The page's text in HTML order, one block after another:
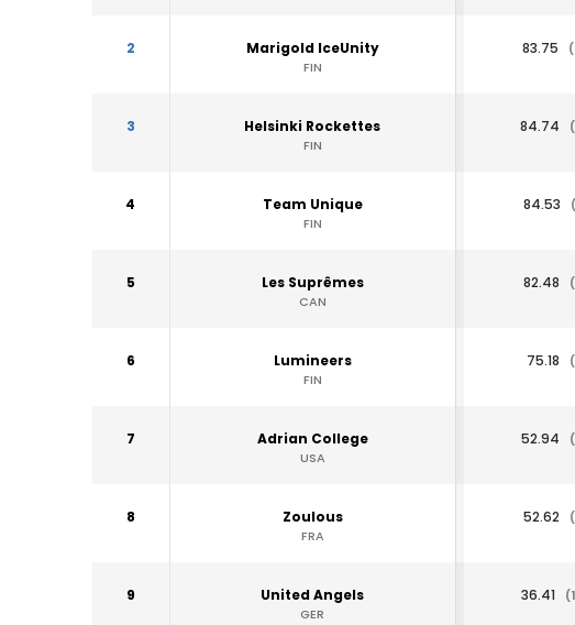
2 Marigold IceUnity
FIN
83.75
3 Helsinki Rockettes
FIN
84.74
4 Team Unique
FIN
84.53
5 Les Suprêmes
CAN
82.48
6 Lumineers
FIN
75.18
7 Adrian College
USA
52.94
8 Zoulous
FRA
52.62
9 United Angels
GER
36.41